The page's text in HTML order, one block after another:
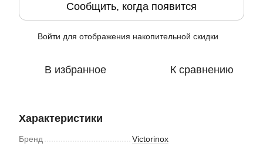
Сообщить, когда появится
Войти для отображения накопительной скидки
В избранное К сравнению
Характеристики
Бренд Victorinox